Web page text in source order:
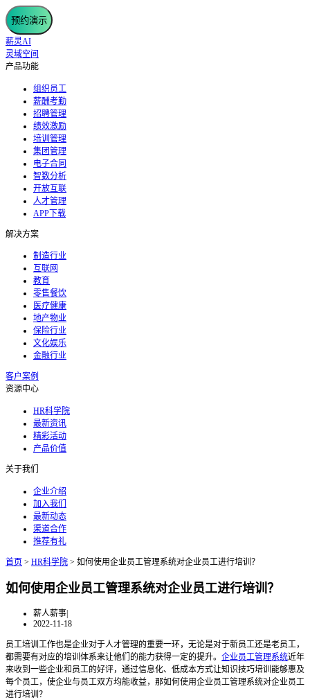
预约演示
薪灵AI
灵域空间
产品功能
组织员工
薪酬考勤
招聘管理
绩效激励
培训管理
集团管理
电子合同
智数分析
开放互联
人才管理
APP下载
解决方案
制造行业
互联网
教育
零售餐饮
医疗健康
地产物业
保险行业
文化娱乐
金融行业
客户案例
资源中心
HR科学院
最新资讯
精彩活动
产品价值
关于我们
企业介绍
加入我们
最新动态
渠道合作
推荐有礼
首页 > HR科学院 > 如何使用企业员工管理系统对企业员工进行培训？
如何使用企业员工管理系统对企业员工进行培训？
薪人薪事|
2022-11-18
员工培训工作也是企业对于人才管理的重要一环，无论是对于新员工还是老员工，
都需要有对应的培训体系来让他们的能力获得一定的提升。 企业员工管理系统近年
来收到一些企业和员工的好评，通过信息化、低成本方式让知识技巧培训能够惠及
每个员工，使企业与员工双方均能收益，那如何使用企业员工管理系统对企业员工
进行培训？